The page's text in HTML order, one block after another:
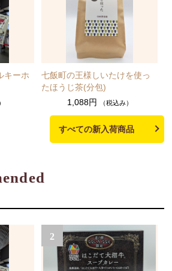
キーホ
七飯町の王様しいたけを使っ
たほうじ茶(分包)
1,088円
（税込み）
すべての新入荷商品
2